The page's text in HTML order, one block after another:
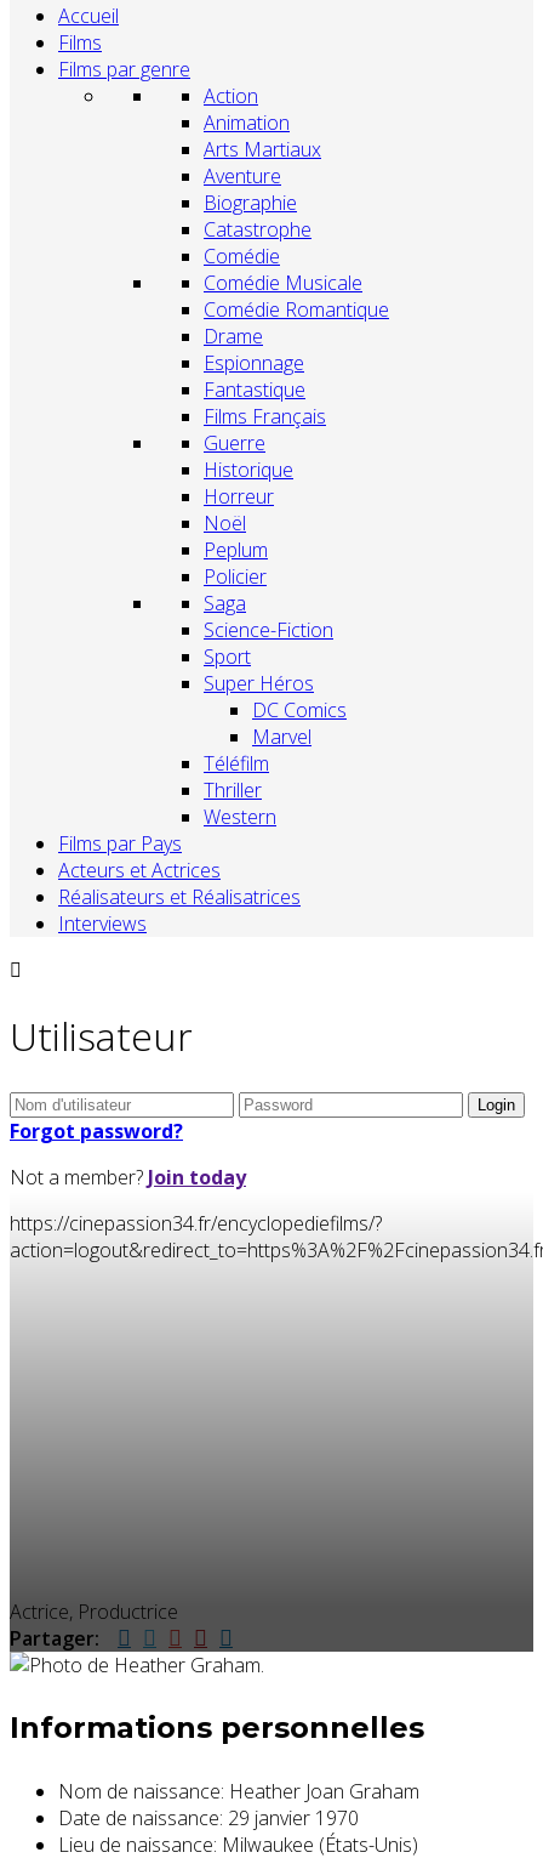
Accueil
Films
Films par genre
Action
Animation
Arts Martiaux
Aventure
Biographie
Catastrophe
Comédie
Comédie Musicale
Comédie Romantique
Drame
Espionnage
Fantastique
Films Français
Guerre
Historique
Horreur
Noël
Peplum
Policier
Saga
Science-Fiction
Sport
Super Héros
DC Comics
Marvel
Téléfilm
Thriller
Western
Films par Pays
Acteurs et Actrices
Réalisateurs et Réalisatrices
Interviews
Utilisateur
Forgot password?
Not a member? Join today
https://cinepassion34.fr/encyclopediefilms/?
Actrice, Productrice
Partager:
Informations personnelles
Nom de naissance: Heather Joan Graham
Date de naissance: 29 janvier 1970
Lieu de naissance: Milwaukee (États-Unis)